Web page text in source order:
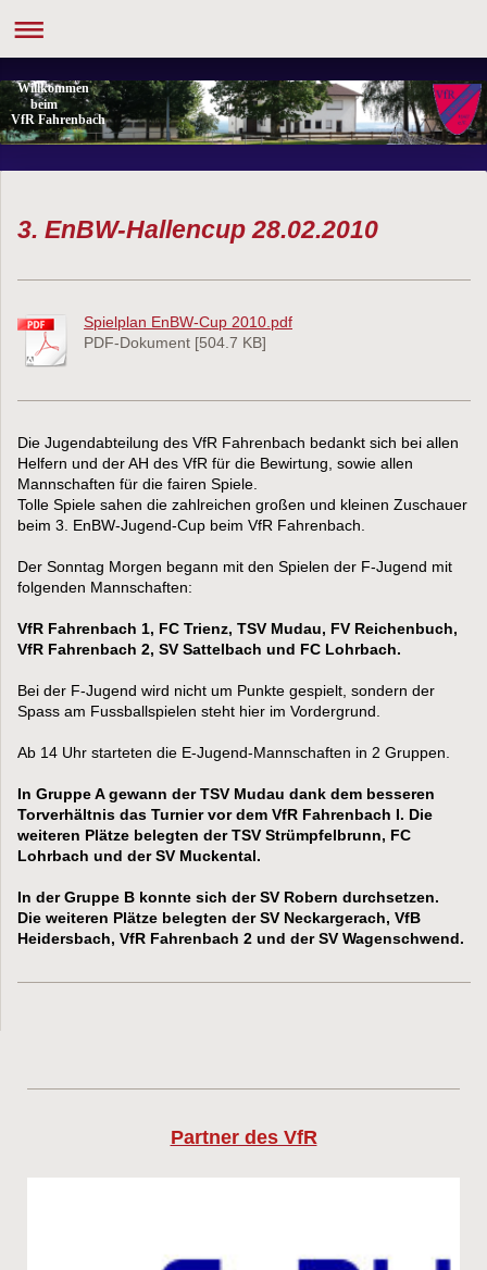
Willkommen
beim
VfR Fahrenbach
3. EnBW-Hallencup 28.02.2010
Spielplan EnBW-Cup 2010.pdf
PDF-Dokument [504.7 KB]
Die Jugendabteilung des VfR Fahrenbach bedankt sich bei allen
Helfern und der AH des VfR für die Bewirtung, sowie allen
Mannschaften für die fairen Spiele.
Tolle Spiele sahen die zahlreichen großen und kleinen Zuschauer
beim 3. EnBW-Jugend-Cup beim VfR Fahrenbach.
Der Sonntag Morgen begann mit den Spielen der F-Jugend mit
folgenden Mannschaften:
VfR Fahrenbach 1, FC Trienz, TSV Mudau, FV Reichenbuch,
VfR Fahrenbach 2, SV Sattelbach und FC Lohrbach.
Bei der F-Jugend wird nicht um Punkte gespielt, sondern der
Spass am Fussballspielen steht hier im Vordergrund.
Ab 14 Uhr starteten die E-Jugend-Mannschaften in 2 Gruppen.
In Gruppe A gewann der TSV Mudau dank dem besseren
Torverhältnis das Turnier vor dem VfR Fahrenbach I. Die
weiteren Plätze belegten der TSV Strümpfelbrunn, FC
Lohrbach und der SV Muckental.
In der Gruppe B konnte sich der SV Robern durchsetzen.
Die weiteren Plätze belegten der SV Neckargerach, VfB
Heidersbach, VfR Fahrenbach 2 und der SV Wagenschwend.
Partner des VfR